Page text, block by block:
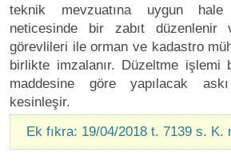
teknik mevzuatına uygun hale
neticesinde bir zabıt
görevlileri ile orman ve kadastro
birlikte imzalanır. Düzeltme işlemi
maddesine göre yapılacak
kesinleşir.
Ek fıkra: 19/04/2018 t. 7139 s. K.